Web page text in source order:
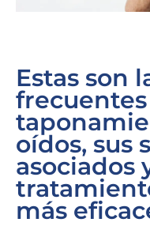
Estas son
oídos, sus
asociados
más